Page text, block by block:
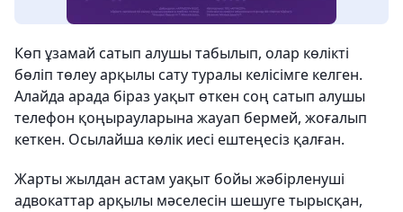
Көп ұзамай сатып алушы табылып, олар көлікті
бөліп төлеу арқылы сату туралы келісімге келген.
Алайда арада біраз уақыт өткен соң сатып алушы
телефон қоңырауларына жауап бермей, жоғалып
кеткен. Осылайша көлік иесі ештеңесіз қалған.
Жарты жылдан астам уақыт бойы жәбірленуші
адвокаттар арқылы мәселесін шешуге тырысқан,